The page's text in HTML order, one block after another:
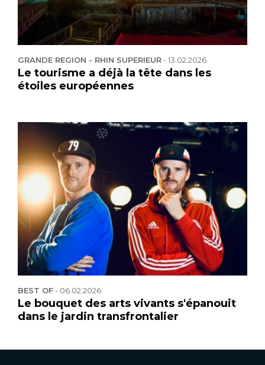
GRANDE REGION - RHIN SUPERIEUR-13.02.2026
Le tourisme a déjà la tête dans les
étoiles européennes
BEST OF- 06.02.2026
Le bouquet des arts vivants s'épanouit
dans le jardin transfrontalier